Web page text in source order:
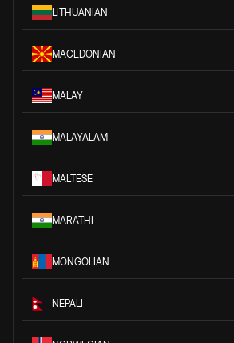
LITHUANIAN
MACEDONIAN
MALAY
MALAYALAM
MALTESE
MARATHI
MONGOLIAN
NEPALI